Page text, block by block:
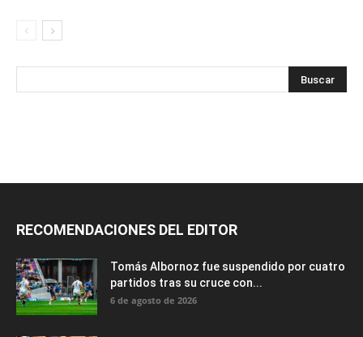
RECOMENDACIONES DEL EDITOR
Tomás Albornoz fue suspendido por cuatro
partidos tras su cruce con...
6 de agosto de 2026